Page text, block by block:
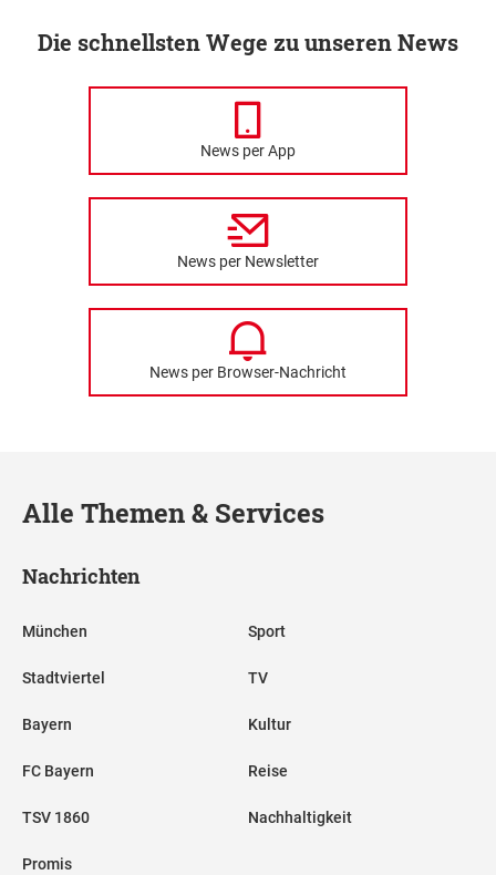
Die schnellsten Wege zu unseren News
News per App
News per Newsletter
News per Browser-Nachricht
Alle Themen & Services
Nachrichten
München
Stadtviertel
Bayern
FC Bayern
TSV 1860
Promis
Sport
TV
Kultur
Reise
Nachhaltigkeit